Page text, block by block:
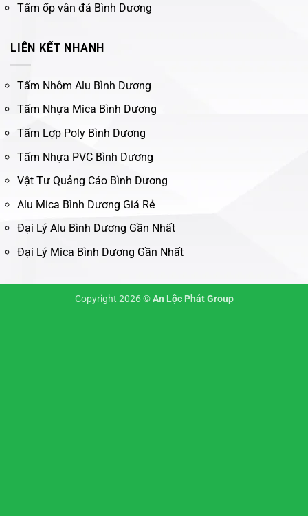
Tấm ốp vân đá Bình Dương
LIÊN KẾT NHANH
Tấm Nhôm Alu Bình Dương
Tấm Nhựa Mica Bình Dương
Tấm Lợp Poly Bình Dương
Tấm Nhựa PVC Bình Dương
Vật Tư Quảng Cáo Bình Dương
Alu Mica Bình Dương Giá Rẻ
Đại Lý Alu Bình Dương Gần Nhất
Đại Lý Mica Bình Dương Gần Nhất
Copyright 2026 ©An Lộc Phát Group